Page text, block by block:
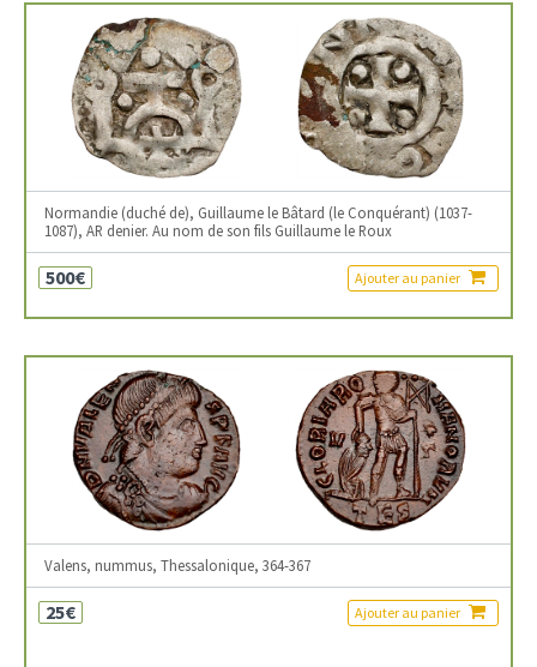
Normandie (duché de), Guillaume le Bâtard (le Conquérant) (1037-
1087), AR denier. Au nom de son fils Guillaume le Roux
500€ Ajouter au panier
Valens, nummus, Thessalonique, 364-367
25€ Ajouter au panier